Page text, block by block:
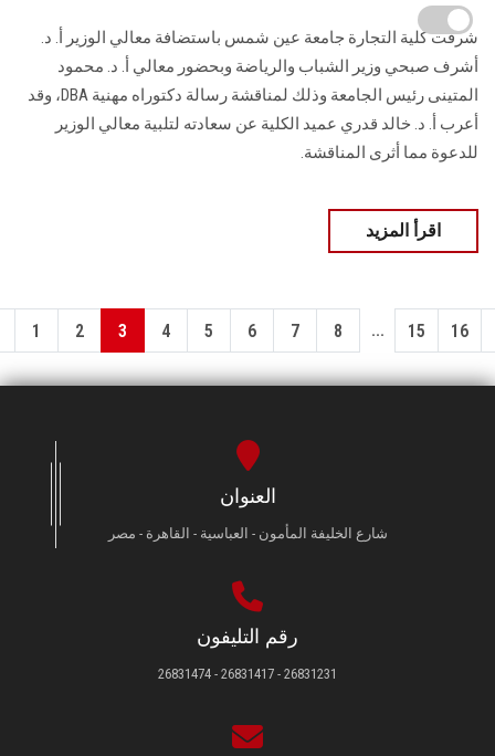
شرفت كلية التجارة جامعة عين شمس باستضافة معالي الوزير أ. د.
أشرف صبحي وزير الشباب والرياضة وبحضور معالي أ. د. محمود
المتينى رئيس الجامعة وذلك لمناقشة رسالة دكتوراه مهنية DBA، وقد
أعرب أ. د. خالد قدري عميد الكلية عن سعادته لتلبية معالي الوزير
للدعوة مما أثرى المناقشة.
اقرأ المزيد
1 2 3 4 5 6 7 8 ... 15 16
العنوان
شارع الخليفة المأمون - العباسية - القاهرة - مصر
رقم التليفون
26831231 - 26831417 - 26831474